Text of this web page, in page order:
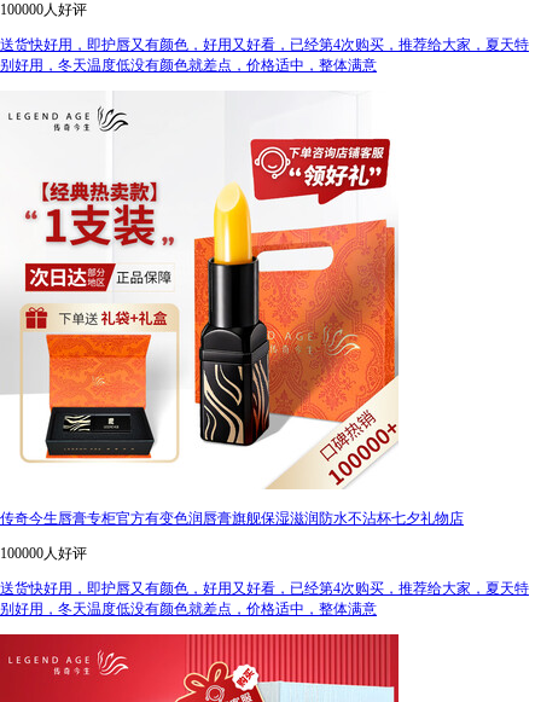
100000人好评
送货快好用，即护唇又有颜色，好用又好看，已经第4次购买，推荐给大家，夏天特
别好用，冬天温度低没有颜色就差点，价格适中，整体满意
传奇今生唇膏专柜官方有变色润唇膏旗舰保湿滋润防水不沾杯七夕礼物店
100000人好评
送货快好用，即护唇又有颜色，好用又好看，已经第4次购买，推荐给大家，夏天特
别好用，冬天温度低没有颜色就差点，价格适中，整体满意